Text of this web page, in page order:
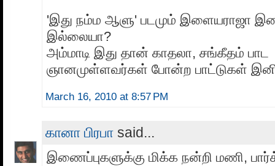
'இது நம்ம ஆளு' படமும் இளையராஜா
இல்லையா?
அம்மாடி இது தான் காதலா, சங்கீதம் பாட
ஞானமுள்ளவர்கள் போன்ற பாட்டுகள்
March 16, 2010 at 8:57 PM
கானா பிரபா said...
இணைப்புகளுக்கு மிக்க நன்றி மணி,